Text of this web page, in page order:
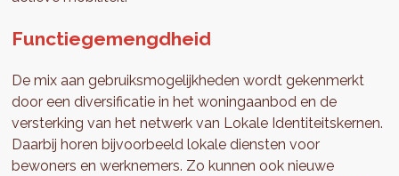
Functiegemengdheid
De mix aan gebruiksmogelijkheden wordt gekenmerkt
door een diversificatie in het woningaanbod en de
versterking van het netwerk van Lokale Identiteitskernen.
Daarbij horen bijvoorbeeld lokale diensten voor
bewoners en werknemers. Zo kunnen ook nieuwe